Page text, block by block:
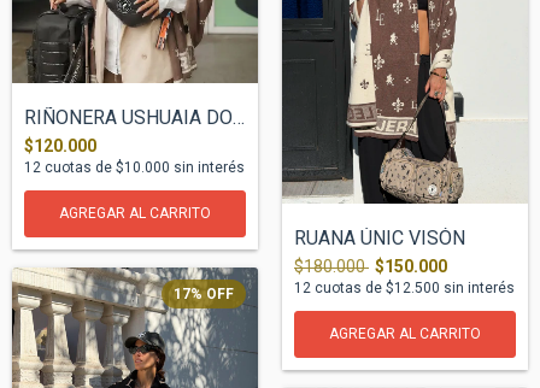
RIÑONERA USHUAIA DONNA POP NEGRO
$120.000
12 cuotas de $10.000 sin interés
RUANA ÚNIC VISÓN
$180.000 $150.000
12 cuotas de $12.500 sin interés
17% OFF